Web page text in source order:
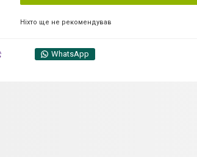
Ніхто ще не рекомендував
WhatsApp